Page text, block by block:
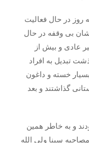
روز در حال فعالیت
بی وقفه در حال
عادی و بیش از
تبدیل به افراد
خسته و داغون
گذاشتند و بعد
و به خاطر همین
مصاحبه سینا ولی الله